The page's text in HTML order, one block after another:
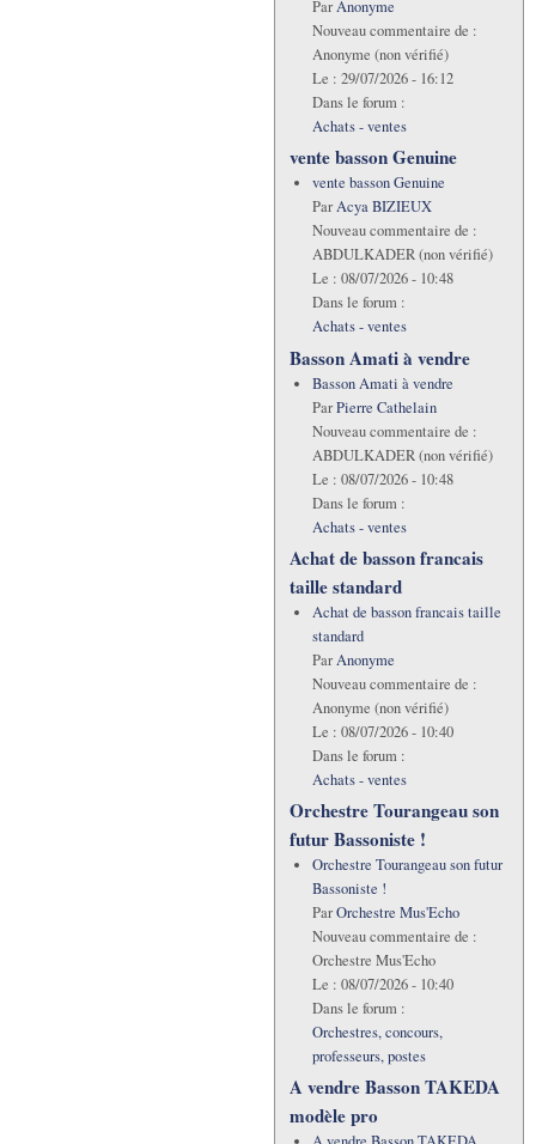
ParAnonyme
Nouveau commentaire de :
Anonyme (non vérifié)
Le : 29/07/2026 - 16:12
Dans le forum :
Achats - ventes
vente basson Genuine
vente basson Genuine
ParAcya BIZIEUX
Nouveau commentaire de :
ABDULKADER (non vérifié)
Le : 08/07/2026 - 10:48
Dans le forum :
Achats - ventes
Basson Amati à vendre
Basson Amati à vendre
ParPierre Cathelain
Nouveau commentaire de :
ABDULKADER (non vérifié)
Le : 08/07/2026 - 10:48
Dans le forum :
Achats - ventes
Achat de basson francais
taille standard
Achat de basson francais taille
standard
ParAnonyme
Nouveau commentaire de :
Anonyme (non vérifié)
Le : 08/07/2026 - 10:40
Dans le forum :
Achats - ventes
Orchestre Tourangeau son
futur Bassoniste !
Orchestre Tourangeau son futur
Bassoniste !
ParOrchestre Mus'Echo
Nouveau commentaire de :
Orchestre Mus'Echo
Le : 08/07/2026 - 10:40
Dans le forum :
Orchestres, concours,
professeurs, postes
A vendre Basson TAKEDA
modèle pro